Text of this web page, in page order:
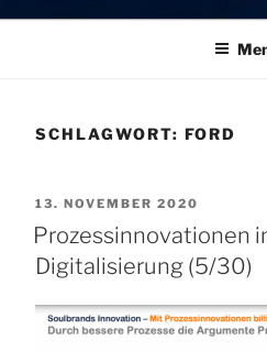
SCHLAGWORT: FORD
VERÖFFENTLICHT
AM
13. NOVEMBER 2020
Prozessinnovationen
Digitalisierung (5/30)